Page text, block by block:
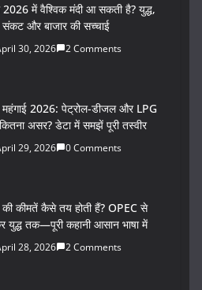
2026 में वैश्विक मंदी आ सकती है? युद्ध,
और बाजार की सच्चाई
30, 2026 2 Comments
2026: पेट्रोल-डीजल और LPG
असर? डेटा में समझें पूरी तस्वीर
29, 2026 0 Comments
कीमतें कैसे तय होती हैं? OPEC से
युद्ध तक—पूरी कहानी आसान भाषा में
28, 2026 2 Comments